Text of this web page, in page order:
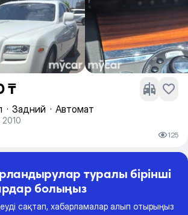
₸
· Задний · Автомат
125
туралы бірінші
болыңыз
сақтап, хабарламалар алып отырыңыз